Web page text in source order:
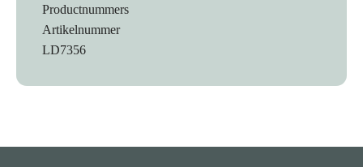
datum
aantal
Productnummers
Artikelnummer
LD7356